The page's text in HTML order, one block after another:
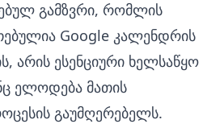
გამზვრი, რომლის
Google კალენდრის
არის ესენციური ხელსაწყო
ელოდება მათის
გაუმღერებელს.